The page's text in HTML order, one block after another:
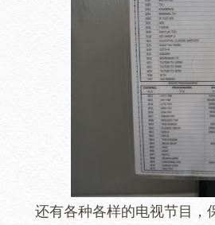
还有各种各样的电视节目，